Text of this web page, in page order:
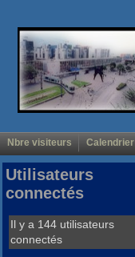
Nbre visiteurs Calendrier
Utilisateurs
connectés
Il y a 144 utilisateurs
connectés